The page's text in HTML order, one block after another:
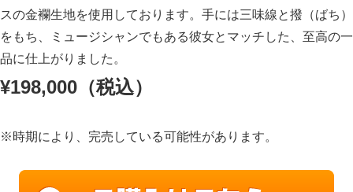
スの金襴生地を使用しております。手には三味線と撥（ばち）
をもち、ミュージシャンでもある彼女とマッチした、至高の一
品に仕上がりました。
¥198,000 （税込）
※時期により、完売している可能性があります。